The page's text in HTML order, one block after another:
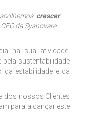
crescer
da Sysnovare.
na sua atividade,
sustentabilidade
da estabilidade e da
dos nossos Clientes
para alcançar este